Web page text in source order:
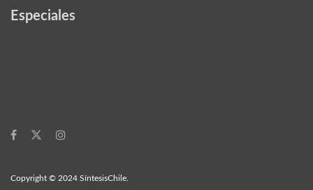
Especiales
Copyright © 2024 SíntesisChile.